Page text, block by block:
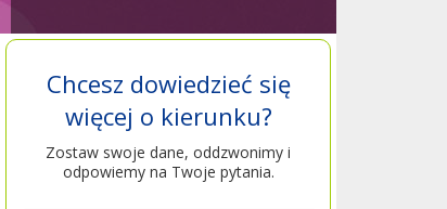
Chcesz dowiedzieć się
więcej o kierunku?
Zostaw swoje dane, oddzwonimy i
odpowiemy na Twoje pytania.